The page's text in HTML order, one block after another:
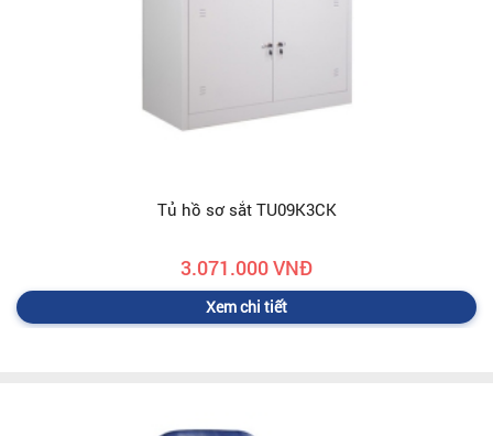
Tủ hồ sơ sắt TU09K3CK
3.071.000 VNĐ
Xem chi tiết